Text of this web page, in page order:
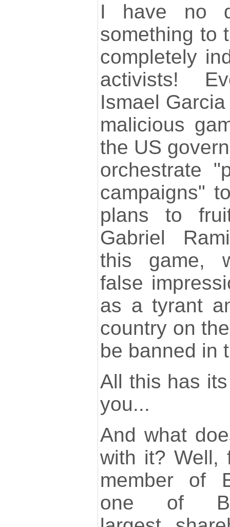
I have no
something to
completely
activists!
Ismael
malicious
the US
orchestrate
campaigns"
plans to
Gabriel
this game,
false
as a tyrant
country on
be banned in
All this has
you...
And what
with it? Well,
member of
one of